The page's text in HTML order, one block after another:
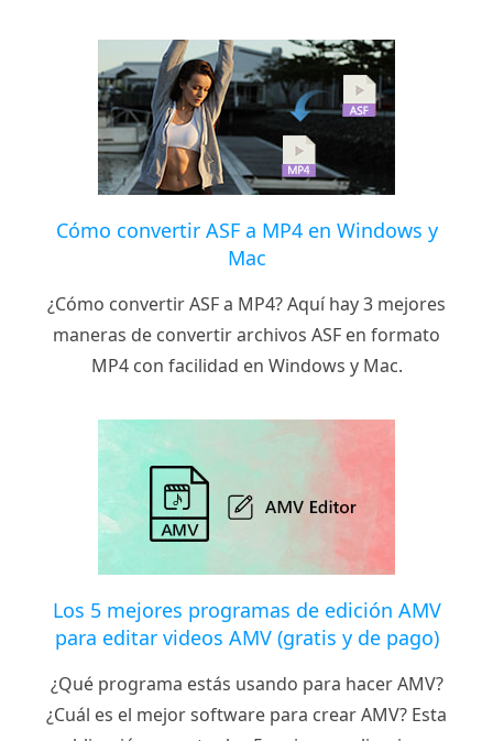
Cómo convertir ASF a MP4 en Windows y
Mac
¿Cómo convertir ASF a MP4? Aquí hay 3 mejores
maneras de convertir archivos ASF en formato
MP4 con facilidad en Windows y Mac.
Los 5 mejores programas de edición AMV
para editar videos AMV (gratis y de pago)
¿Qué programa estás usando para hacer AMV?
¿Cuál es el mejor software para crear AMV? Esta